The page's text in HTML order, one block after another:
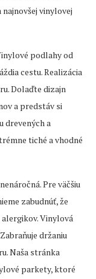
vinylovej
podlahy od
cestu. Realizácia
Dolaďte dizajn
a predstáv si
drevených a
tiché a vhodné
Pre väčšiu
zabudnúť, že
Vinylová
držaniu
Naša stránka
parkety, ktoré